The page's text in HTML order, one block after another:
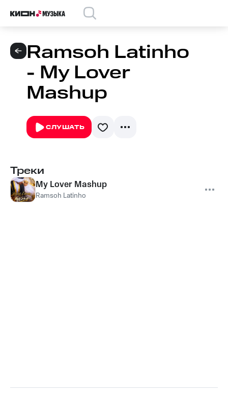
Ramsoh Latinho
- My Lover
Mashup
СЛУШАТЬ
Треки
My Lover Mashup
Ramsoh Latinho